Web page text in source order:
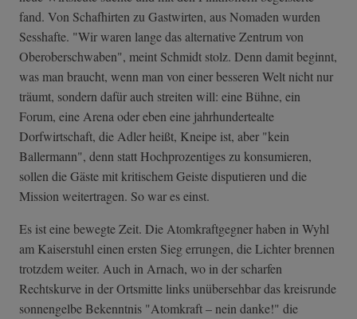
fand. Von Schafhirten zu Gastwirten, aus Nomaden wurden
Sesshafte. "Wir waren lange das alternative Zentrum von
Oberoberschwaben", meint Schmidt stolz. Denn damit beginnt,
was man braucht, wenn man von einer besseren Welt nicht nur
träumt, sondern dafür auch streiten will: eine Bühne, ein
Forum, eine Arena oder eben eine jahrhundertealte
Dorfwirtschaft, die Adler heißt, Kneipe ist, aber "kein
Ballermann", denn statt Hochprozentiges zu konsumieren,
sollen die Gäste mit kritischem Geiste disputieren und die
Mission weitertragen. So war es einst.
Es ist eine bewegte Zeit. Die Atomkraftgegner haben in Wyhl
am Kaiserstuhl einen ersten Sieg errungen, die Lichter brennen
trotzdem weiter. Auch in Arnach, wo in der scharfen
Rechtskurve in der Ortsmitte links unübersehbar das kreisrunde
sonnengelbe Bekenntnis "Atomkraft – nein danke!" die